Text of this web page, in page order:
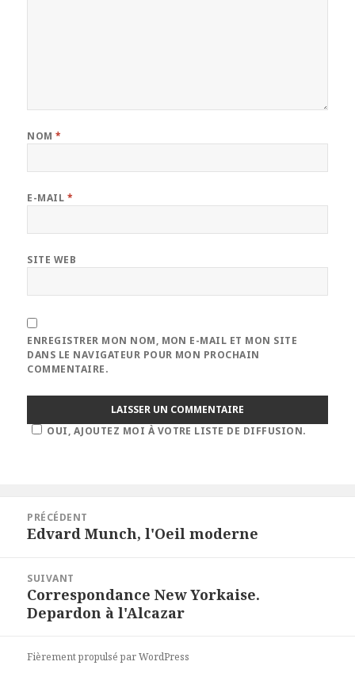
NOM*
E-MAIL *
SITE WEB
ENREGISTRER MON NOM, MON E-MAIL ET MON SITE
DANS LE NAVIGATEUR POUR MON PROCHAIN
COMMENTAIRE.
OUI, AJOUTEZ MOI À VOTRE LISTE DE DIFFUSION.
l’article
PRÉCÉDENT
Article
Edvard Munch, l'Oeil moderne
SUIVANT
Article
suivant :
Correspondance New Yorkaise.
Depardon à l'Alcazar
Fièrement propulsé par WordPress